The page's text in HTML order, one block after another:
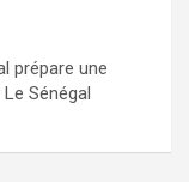
prépare une
Sénégal